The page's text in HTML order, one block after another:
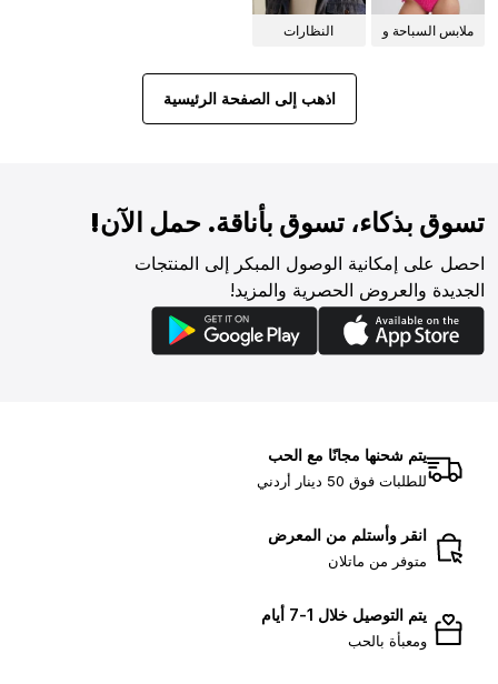
ملابس السباحة و
النظارات
اذهب إلى الصفحة الرئيسية
تسوق بذكاء، تسوق بأناقة. حمل الآن!
احصل على إمكانية الوصول المبكر إلى المنتجات
الجديدة والعروض الحصرية والمزيد!
يتم شحنها مجانًا مع الحب
للطلبات فوق 50 دينار أردني
انقر وأستلم من المعرض
متوفر من ماتلان
يتم التوصيل خلال 1-7 أيام
ومعبأة بالحب